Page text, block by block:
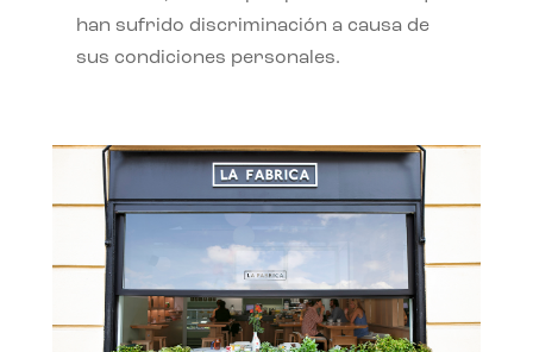
han sufrido discriminación a causa de
sus condiciones personales.